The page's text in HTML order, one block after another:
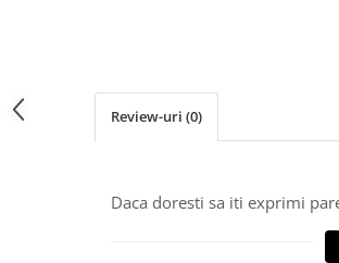
Review-uri (0)
Daca doresti sa iti exprimi